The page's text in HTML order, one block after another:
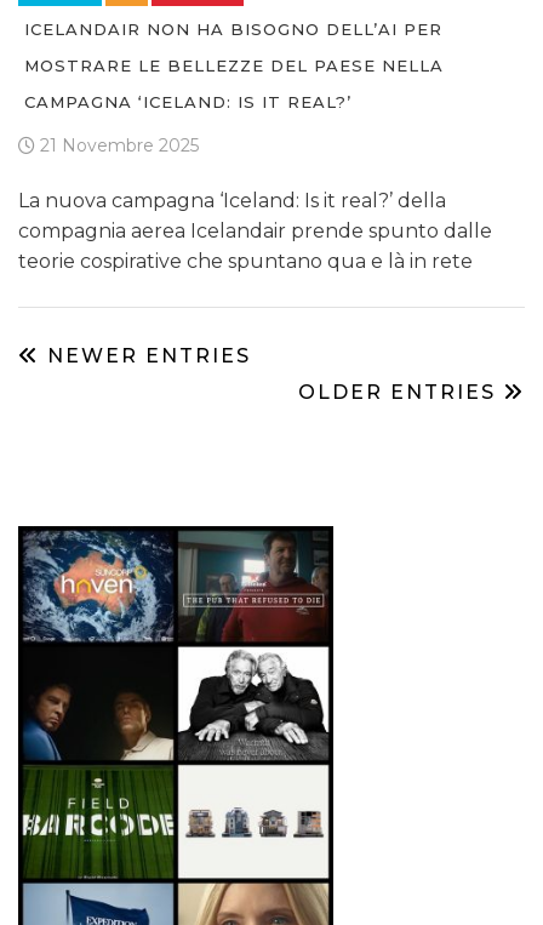
ICELANDAIR NON HA BISOGNO DELL’AI PER
MOSTRARE LE BELLEZZE DEL PAESE NELLA
CAMPAGNA ‘ICELAND: IS IT REAL?’
21 Novembre 2025
La nuova campagna ‘Iceland: Is it real?’ della
compagnia aerea Icelandair prende spunto dalle
teorie cospirative che spuntano qua e là in rete
NEWER ENTRIES
OLDER ENTRIES